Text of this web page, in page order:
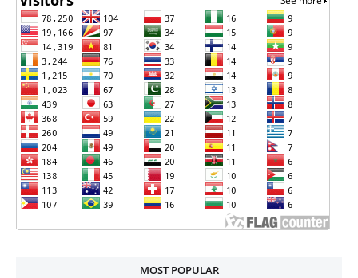
MOST POPULAR